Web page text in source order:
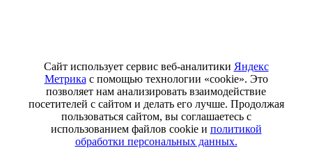
Сайт использует сервис веб-аналитики Яндекс
Метрика с помощью технологии «cookie». Это
позволяет нам анализировать взаимодействие
посетителей с сайтом и делать его лучше. Продолжая
пользоваться сайтом, вы соглашаетесь с
использованием файлов cookie и политикой
обработки персональных данных.